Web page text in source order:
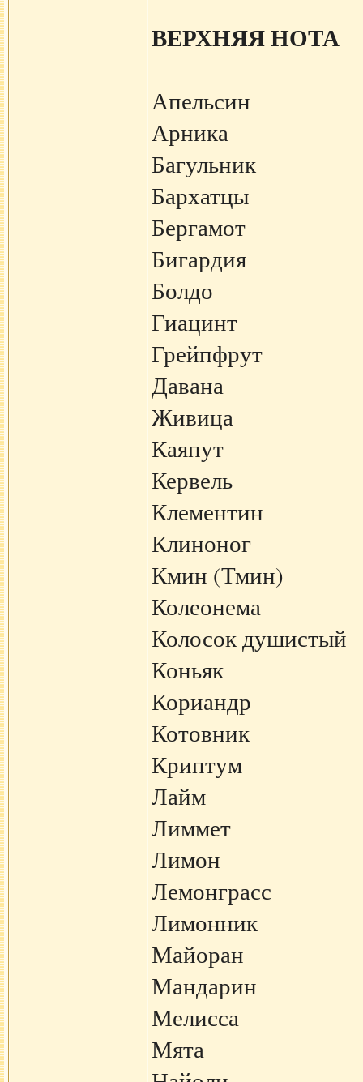
ВЕРХНЯЯ НОТА
Апельсин
Арника
Багульник
Бархатцы
Бергамот
Бигардия
Болдо
Гиацинт
Грейпфрут
Давана
Живица
Каяпут
Кервель
Клементин
Клиноног
Кмин (Тмин)
Колеонема
Колосок душистый
Коньяк
Кориандр
Котовник
Криптум
Лайм
Лиммет
Лимон
Лемонграсс
Лимонник
Майоран
Мандарин
Мелисса
Мята